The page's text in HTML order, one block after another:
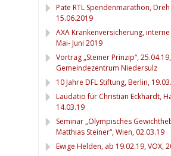
Pate RTL Spendenmarathon,
15.06.2019
AXA Krankenversicherung,
Mai- Juni 2019
Vortrag „Steiner Prinzip“, 25.04.19,
Gemeindezentrum Niedersulz
10 Jahre DFL Stiftung, Berlin,
Laudatio für Christian Eckhardt,
14.03.19
Seminar „Olympisches
Matthias Steiner“, Wien, 02.03.19
Ewige Helden, ab 19.02.19, VOX,